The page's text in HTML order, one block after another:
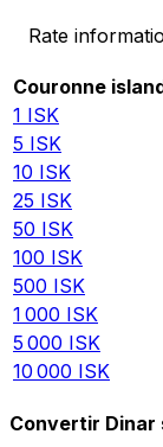
Rate
Couronne
1 ISK
5 ISK
10 ISK
25 ISK
50 ISK
100 ISK
500 ISK
1 000 ISK
5 000 ISK
10 000 ISK
Convertir Dinar